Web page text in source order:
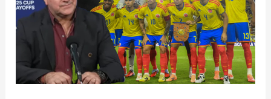
con
Campaz
Lorenzo